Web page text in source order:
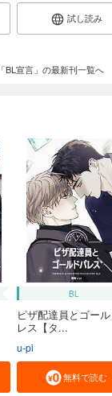
試し読み
「BL宣言」の最新刊一覧へ
BL
ピザ配達員とゴー
レス【タ...
u-pi
無料で読む